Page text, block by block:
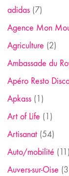
adidas (7)
Agence Mon
Agriculture (2)
Ambassade du
Apéro Resto
Apkass (1)
Art of Life (1)
Artisanat (54)
Auto/mobilité (11)
Auvers-sur-Oise